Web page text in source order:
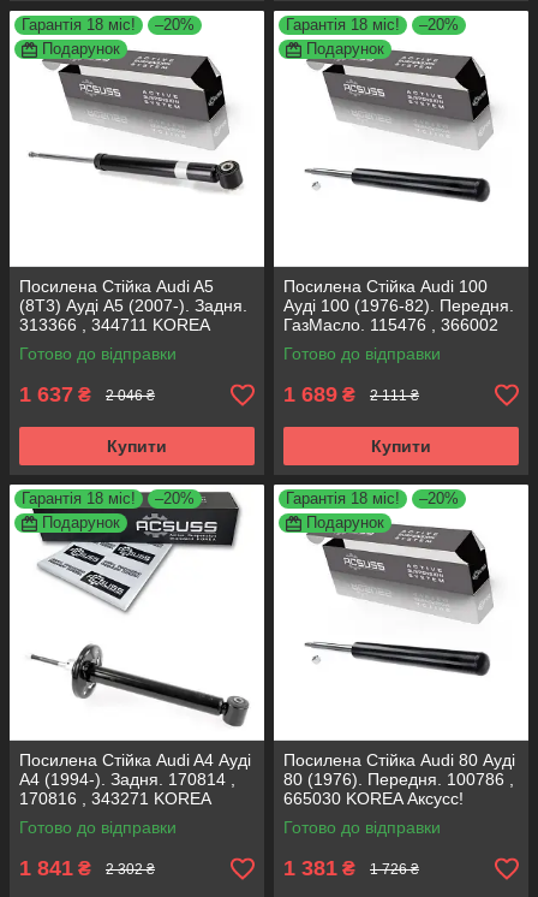
Гарантія 18 міс!
–20%
Подарунок
Посилена Стійка Audi A5
(8T3) Ауді А5 (2007-). Задня.
313366 , 344711 KOREA
Аксусс!
Готово до відправки
1 637 ₴ 2 046 ₴
Купити
Гарантія 18 міс!
–20%
Подарунок
Посилена Стійка Audi 100
Ауді 100 (1976-82). Передня.
ГазМасло. 115476 , 366002
KOREA Аксусс!
Готово до відправки
1 689 ₴ 2 111 ₴
Купити
Гарантія 18 міс!
–20%
Подарунок
Посилена Стійка Audi A4 Ауді
А4 (1994-). Задня. 170814 ,
170816 , 343271 KOREA
Аксусс!
Готово до відправки
1 841 ₴ 2 302 ₴
Гарантія 18 міс!
–20%
Подарунок
Посилена Стійка Audi 80 Ауді
80 (1976). Передня. 100786 ,
665030 KOREA Аксусс!
Готово до відправки
1 381 ₴ 1 726 ₴